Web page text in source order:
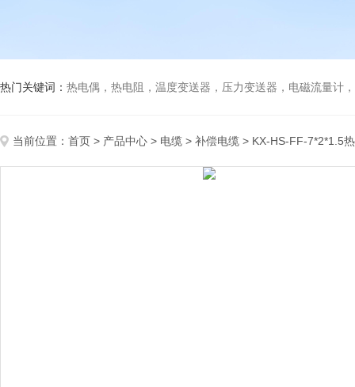
热门关键词： 热电偶，热电阻，温度变送器，压力变送器，电磁流量计，
当前位置： 首页 > 产品中心 > 电缆 > 补偿电缆 > KX-HS-FF-7*2*1.5